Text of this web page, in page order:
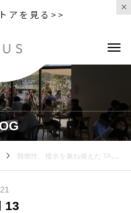
アを見る>>
難燃性、撥水を兼ね備えた TAKIBIファブリックを使用したベスト
13